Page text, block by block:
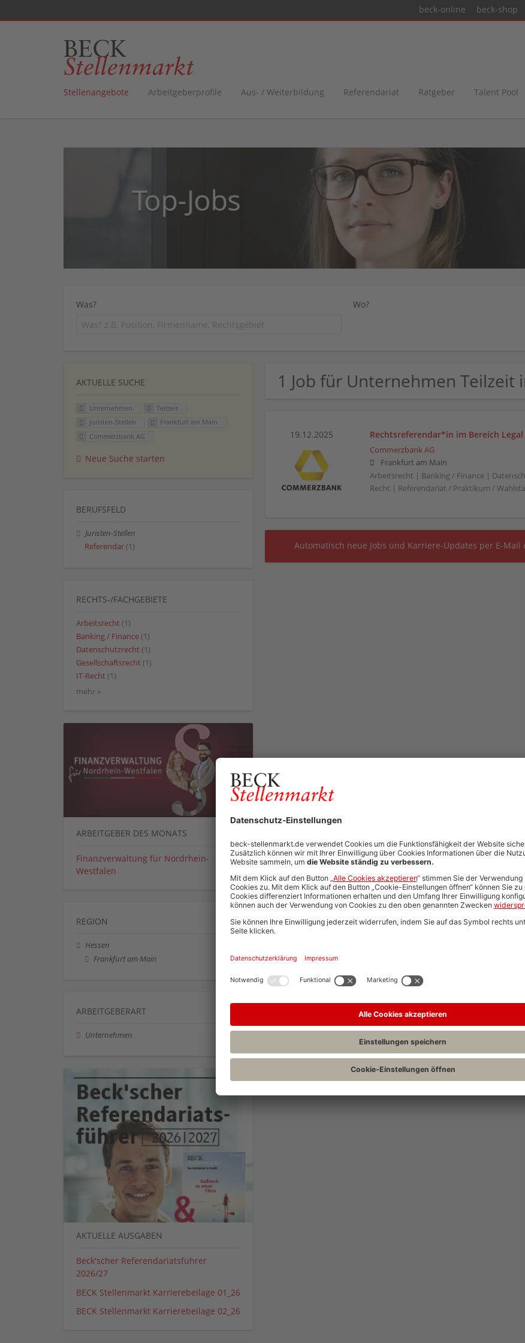
beck-online beck-shop
Stellenangebote Arbeitgeberprofile Aus- / Weiterbildung Referendariat Ratgeber Talent Pool
Was? Wo?
1 Job für Unternehmen Teilzeit
19.12.2025 Rechtsreferendar*in im Bereich
Commerzbank AG
Frankfurt am Main
Arbeitsrecht | Banking / Finance |
Recht | Referendariat / Praktikum /
Automatisch neue Jobs und Karriere-Updates per E-Mail
AKTUELLE SUCHE
Unternehmen
Teilzeit
Juristen-Stellen
Frankfurt am Main
Commerzbank AG
Neue Suche starten
BERUFSFELD
Juristen-Stellen
Referendar (1)
RECHTS-/FACHGEBIETE
Arbeitsrecht (1)
Banking / Finance (1)
Datenschutzrecht (1)
Gesellschaftsrecht (1)
IT-Recht (1)
mehr »
ARBEITGEBER DES MONATS
Finanzverwaltung für Nordrhein-
Westfalen
REGION
Hessen
Frankfurt am Main
ARBEITGEBERART
Unternehmen
AKTUELLE AUSGABEN
Beck'scher Referendariatsführer
2026/27
BECK Stellenmarkt Karrierebeilage 01_26
BECK Stellenmarkt Karrierebeilage 02_26